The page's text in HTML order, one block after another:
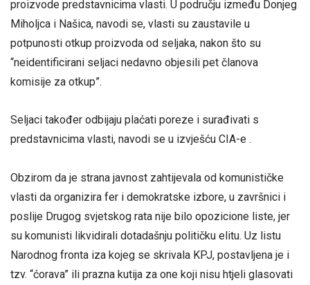
proizvode predstavnicima vlasti. U području između Donjeg
Miholjca i Našica, navodi se, vlasti su zaustavile u
potpunosti otkup proizvoda od seljaka, nakon što su
“neidentificirani seljaci nedavno objesili pet članova
komisije za otkup”.
Seljaci također odbijaju plaćati poreze i surađivati s
predstavnicima vlasti, navodi se u izvješću CIA-e .
Obzirom da je strana javnost zahtijevala od komunističke
vlasti da organizira fer i demokratske izbore, u završnici i
poslije Drugog svjetskog rata nije bilo opozicione liste, jer
su komunisti likvidirali dotadašnju političku elitu. Uz listu
Narodnog fronta iza kojeg se skrivala KPJ, postavljena je i
tzv. “ćorava” ili prazna kutija za one koji nisu htjeli glasovati